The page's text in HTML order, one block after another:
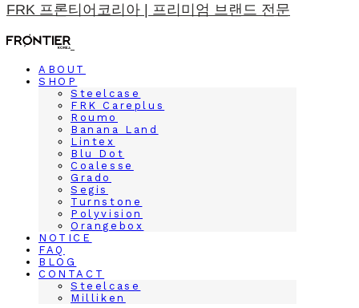
FRK 프론티어코리아 | 프리미엄 브랜드 전문
ABOUT
SHOP
Steelcase
FRK Careplus
Roumo
Banana Land
Lintex
Blu Dot
Coalesse
Grado
Segis
Turnstone
Polyvision
Orangebox
NOTICE
FAQ
BLOG
CONTACT
Steelcase
Milliken